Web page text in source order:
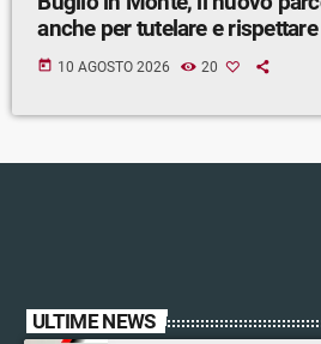
anche per tutelare e rispettare
today 10 AGOSTO 2026 20
ULTIME NEWS